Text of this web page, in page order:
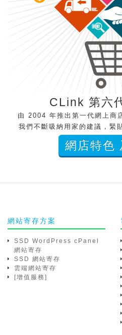
CLink 第六
由 2004 年推出第一代網上商
我們不斷吸納用家的建議，緊
網店特色
網站寄存方案
SSD WordPress cPanel
網站寄存
SSD 網站寄存
雲端網站寄存
[增值服務]